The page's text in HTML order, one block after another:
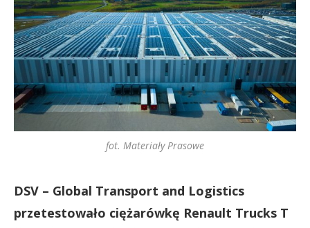
fot. Materiały Prasowe
DSV – Global Transport and Logistics
przetestowało ciężarówkę Renault Trucks T